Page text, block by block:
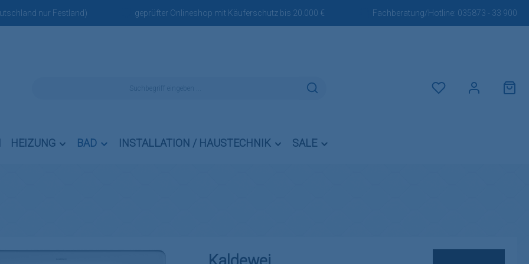
nur Festland) geprüfter Onlineshop mit Käuferschutz bis 20.000 € Fachberatung/Hotline: 035873 - 33 900
HEIZUNG BAD INSTALLATION / HAUSTECHNIK SALE